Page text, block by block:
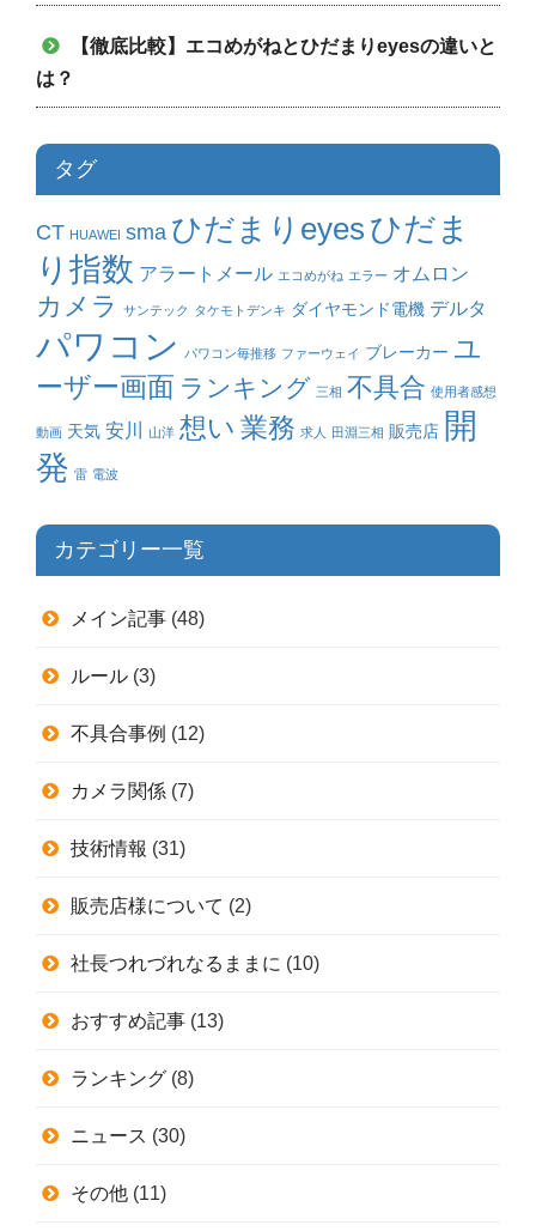
【徹底比較】エコめがねとひだまりeyesの違いと
は？
タグ
CT HUAWEI sma ひだまりeyes ひだま
り指数 アラートメール エコめがね エラー オムロン
カメラ サンテック タケモトデンキ ダイヤモンド電機 デルタ
パワコン パワコン毎推移 ファーウェイ ブレーカー ユ
ーザー画面 ランキング 三相 不具合 使用者感想
動画 天気 安川 山洋 想い 業務 求人 田淵三相 販売店 開
発 雷 電波
カテゴリー一覧
メイン記事 (48)
ルール (3)
不具合事例 (12)
カメラ関係 (7)
技術情報 (31)
販売店様について (2)
社長つれづれなるままに (10)
おすすめ記事 (13)
ランキング (8)
ニュース (30)
その他 (11)